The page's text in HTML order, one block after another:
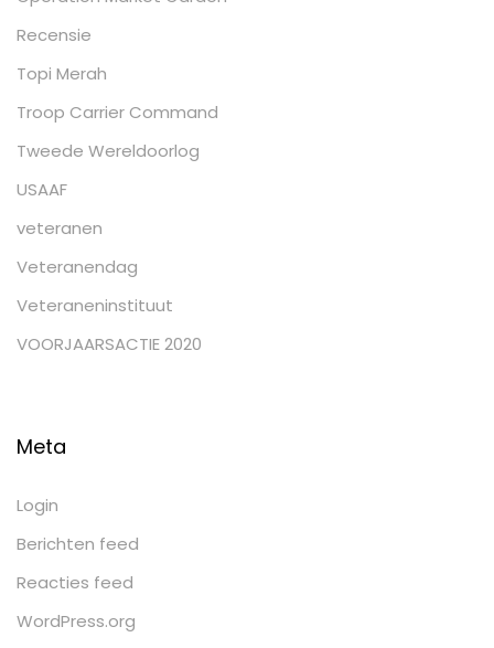
Recensie
Topi Merah
Troop Carrier Command
Tweede Wereldoorlog
USAAF
veteranen
Veteranendag
Veteraneninstituut
VOORJAARSACTIE 2020
Meta
Login
Berichten feed
Reacties feed
WordPress.org